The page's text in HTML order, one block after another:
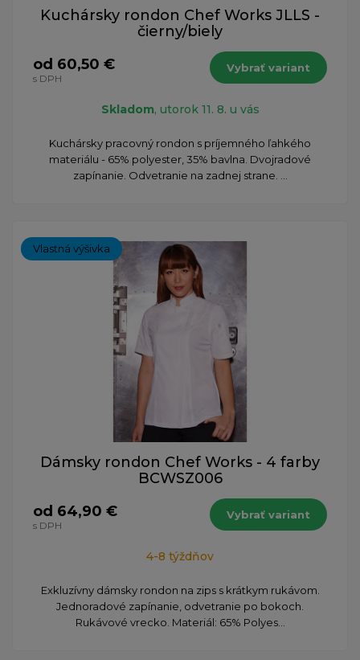
Kuchársky rondon Chef Works JLLS -
čierny/biely
od 60,50 €
s DPH
Vybrať variant
Skladom, utorok 11. 8. u vás
Kuchársky pracovný rondon s príjemného ľahkého
materiálu - 65% polyester, 35% bavlna. Dvojradové
zapínanie. Odvetranie na zadnej strane. ...
Vlastná výšivka
Dámsky rondon Chef Works - 4 farby
BCWSZ006
od 64,90 €
s DPH
Vybrať variant
4-8 týždňov
Exkluzívny dámsky rondon na zips s krátkym rukávom.
Jednoradové zapínanie, odvetranie po bokoch.
Rukávové vrecko. Materiál: 65% Polyes...